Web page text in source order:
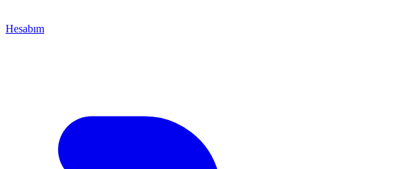
Hesabım